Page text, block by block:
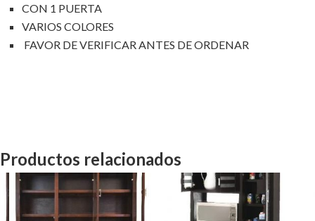
CON 1 PUERTA
VARIOS COLORES
FAVOR DE VERIFICAR ANTES DE ORDENAR
Productos relacionados